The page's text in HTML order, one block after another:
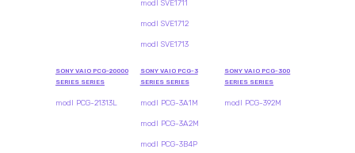
modl SVE1711
modl SVE1712
modl SVE1713
SONY VAIO PCG-20000
SERIES SERIES
modl PCG-21313L
SONY VAIO PCG-3
SERIES SERIES
modl PCG-3A1M
modl PCG-3A2M
modl PCG-3B4P
SONY VAIO PCG-300
SERIES SERIES
modl PCG-392M